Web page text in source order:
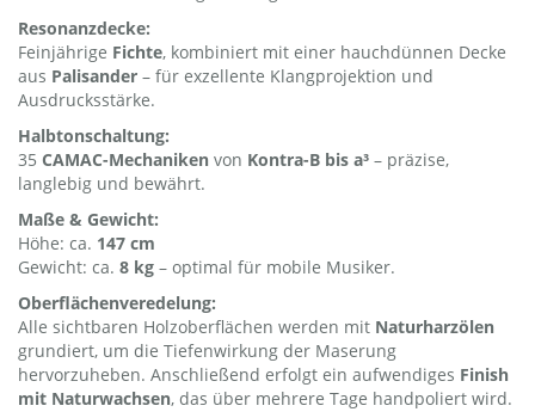
Resonanzdecke:
Feinjährige Fichte, kombiniert mit einer hauchdünnen Decke
aus Palisander – für exzellente Klangprojektion und
Ausdrucksstärke.
Halbtonschaltung:
35 CAMAC-Mechaniken von Kontra-B bis a³ – präzise,
langlebig und bewährt.
Maße & Gewicht:
Höhe: ca. 147 cm
Gewicht: ca. 8 kg – optimal für mobile Musiker.
Oberflächenveredelung:
Alle sichtbaren Holzoberflächen werden mit Naturharzölen
grundiert, um die Tiefenwirkung der Maserung
hervorzuheben. Anschließend erfolgt ein aufwendiges Finish
mit Naturwachsen, das über mehrere Tage handpoliert wird.